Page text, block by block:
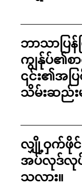
ဘာသာပြန်
ကျွန်ုပ်၏စ
၎င်း၏အ
သိမ်းဆည်း
လျှို့ဝှက်ဖိုင်
အပ်လုဒ်လုပ်
သလား။